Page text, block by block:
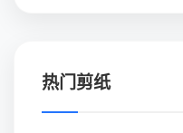
热门剪纸